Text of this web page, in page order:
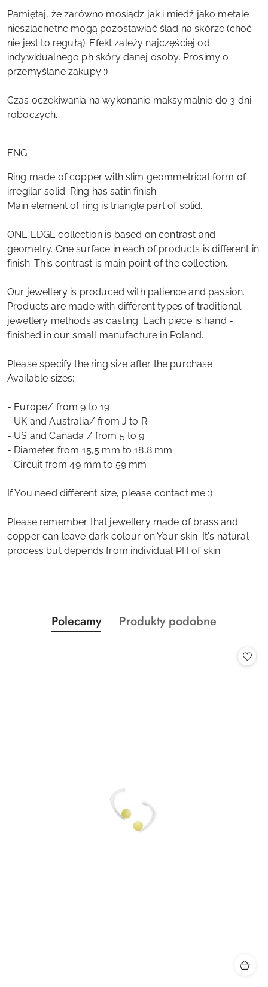
Pamiętaj, że zarówno mosiądz jak i miedź jako metale
nieszlachetne mogą pozostawiać ślad na skórze (choć
nie jest to regułą). Efekt zależy najczęściej od
indywidualnego ph skóry danej osoby. Prosimy o
przemyślane zakupy :)
Czas oczekiwania na wykonanie maksymalnie do 3 dni
roboczych.
ENG:
Ring made of copper with slim geommetrical form of
irregilar solid. Ring has satin finish.
Main element of ring is triangle part of solid.
ONE EDGE collection is based on contrast and
geometry. One surface in each of products is different in
finish. This contrast is main point of the collection.
Our jewellery is produced with patience and passion.
Products are made with different types of traditional
jewellery methods as casting. Each piece is hand -
finished in our small manufacture in Poland.
Please specify the ring size after the purchase.
Available sizes:
- Europe/ from 9 to 19
- UK and Australia/ from J to R
- US and Canada / from 5 to 9
- Diameter from 15,5 mm to 18,8 mm
- Circuit from 49 mm to 59 mm
If You need different size, please contact me :)
Please remember that jewellery made of brass and
copper can leave dark colour on Your skin. It's natural
process but depends from individual PH of skin.
Pomiń karuzelę produktów
Produkty
o
Polecamy
Produkty
Produkty podobne